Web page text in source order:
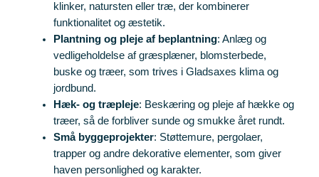
klinker, natursten eller træ, der kombinerer
funktionalitet og æstetik.
Plantning og pleje af beplantning: Anlæg og
vedligeholdelse af græsplæner, blomsterbede,
buske og træer, som trives i Gladsaxes klima og
jordbund.
Hæk- og træpleje: Beskæring og pleje af hække og
træer, så de forbliver sunde og smukke året rundt.
Små byggeprojekter: Støttemure, pergolaer,
trapper og andre dekorative elementer, som giver
haven personlighed og karakter.